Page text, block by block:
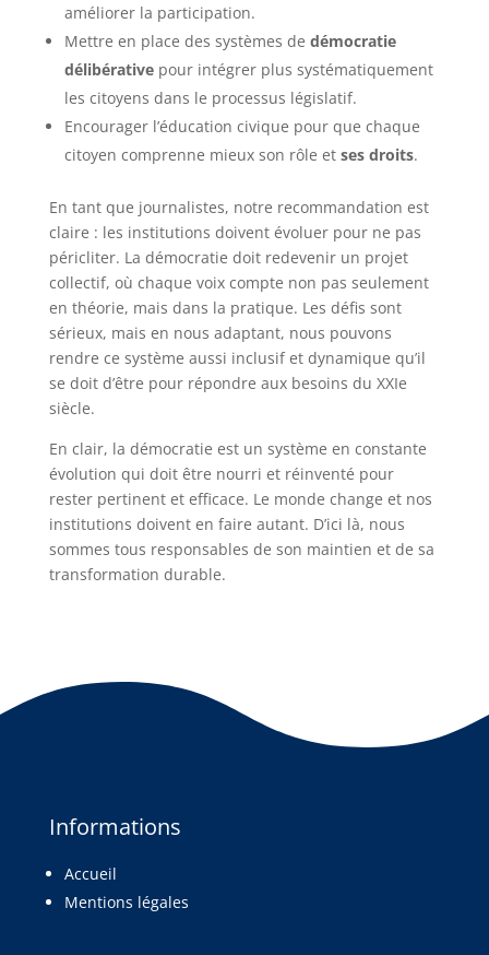
améliorer la participation.
Mettre en place des systèmes de démocratie
délibérativepour intégrer plus systématiquement
les citoyens dans le processus législatif.
Encourager l’éducation civique pour que chaque
citoyen comprenne mieux son rôle et ses droits.
En tant que journalistes, notre recommandation est
claire : les institutions doivent évoluer pour ne pas
péricliter. La démocratie doit redevenir un projet
collectif, où chaque voix compte non pas seulement
en théorie, mais dans la pratique. Les défis sont
sérieux, mais en nous adaptant, nous pouvons
rendre ce système aussi inclusif et dynamique qu’il
se doit d’être pour répondre aux besoins du XXIe
siècle.
En clair, la démocratie est un système en constante
évolution qui doit être nourri et réinventé pour
rester pertinent et efficace. Le monde change et nos
institutions doivent en faire autant. D’ici là, nous
sommes tous responsables de son maintien et de sa
transformation durable.
Informations
Accueil
Mentions légales